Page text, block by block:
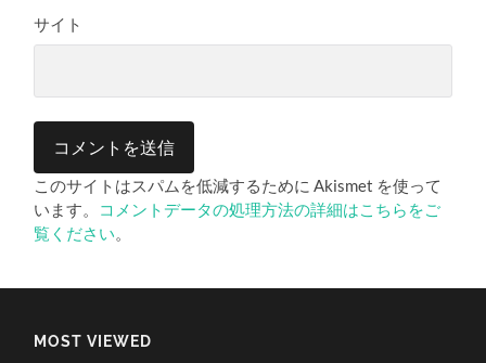
サイト
このサイトはスパムを低減するために Akismet を使って
います。 コメントデータの処理方法の詳細はこちらをご
覧ください。
MOST VIEWED